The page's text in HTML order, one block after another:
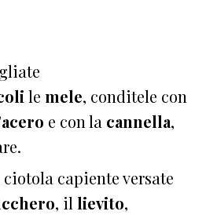
le mele, conditele con
e con la cannella,
capiente versate
, il lievito,